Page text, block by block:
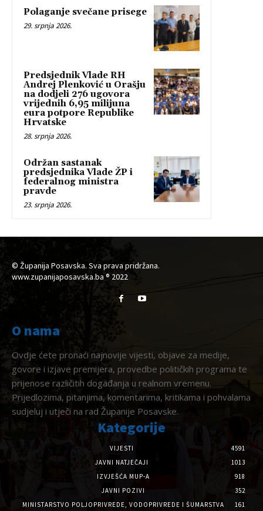
Polaganje svečane prisege
29. srpnja 2026.
Predsjednik Vlade RH
Andrej Plenković u Orašju
na dodjeli 276 ugovora
vrijednih 6,95 milijuna
eura potpore Republike
Hrvatske
28. srpnja 2026.
Održan sastanak
predsjednika Vlade ŽP i
federalnog ministra
pravde
23. srpnja 2026.
© Županija Posavska. Sva prava pridržana.
www.zupanijaposavska.ba ® 2022
O nama
Ovdje ćete pronaći najnovije vijesti, objave za medije,
govore i izjave premijera, provedbe političkih programa te
prijenose različitih događanja u realnom vremenu.
Prijedlozima, pitanjima, komentarima, kritikama i pohvalama
sudjeluj i utječi na rad Županije Posavske.
Kategorije
VIJESTI
4591
JAVNI NATJEČAJI
1013
IZVJEŠĆA MUP-A
918
JAVNI POZIVI
352
MINISTARSTVO POLJOPRIVREDE, VODOPRIVREDE I ŠUMARSTVA
161